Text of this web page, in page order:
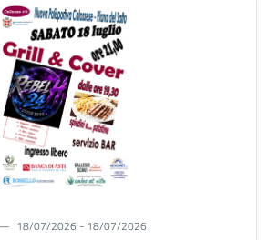
18/07/2026 - 18/07/2026